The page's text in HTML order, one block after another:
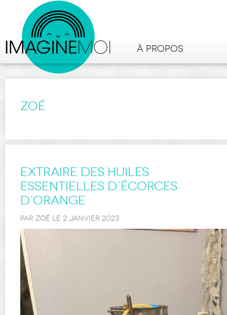
À PROPOS
Zoé
Extraire des huiles
essentielles d’écorces
d’orange
PAR ZOÉ LE 2 JANVIER 2023